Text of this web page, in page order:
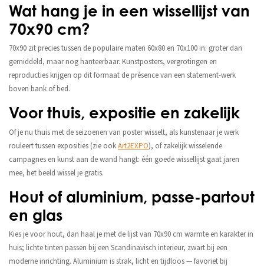
Wat hang je in een wissellijst van
70x90 cm?
70x90 zit precies tussen de populaire maten 60x80 en 70x100 in: groter dan
gemiddeld, maar nog hanteerbaar. Kunstposters, vergrotingen en
reproducties krijgen op dit formaat de présence van een statement-werk
boven bank of bed.
Voor thuis, expositie en zakelijk
Of je nu thuis met de seizoenen van poster wisselt, als kunstenaar je werk
rouleert tussen exposities (zie ookArt2EXPO), of zakelijk wisselende
campagnes en kunst aan de wand hangt: één goede wissellijst gaat jaren
mee, het beeld wissel je gratis.
Hout of aluminium, passe-partout
en glas
Kies je voor hout, dan haal je met de lijst van 70x90 cm warmte en karakter in
huis; lichte tinten passen bij een Scandinavisch interieur, zwart bij een
moderne inrichting. Aluminium is strak, licht en tijdloos — favoriet bij